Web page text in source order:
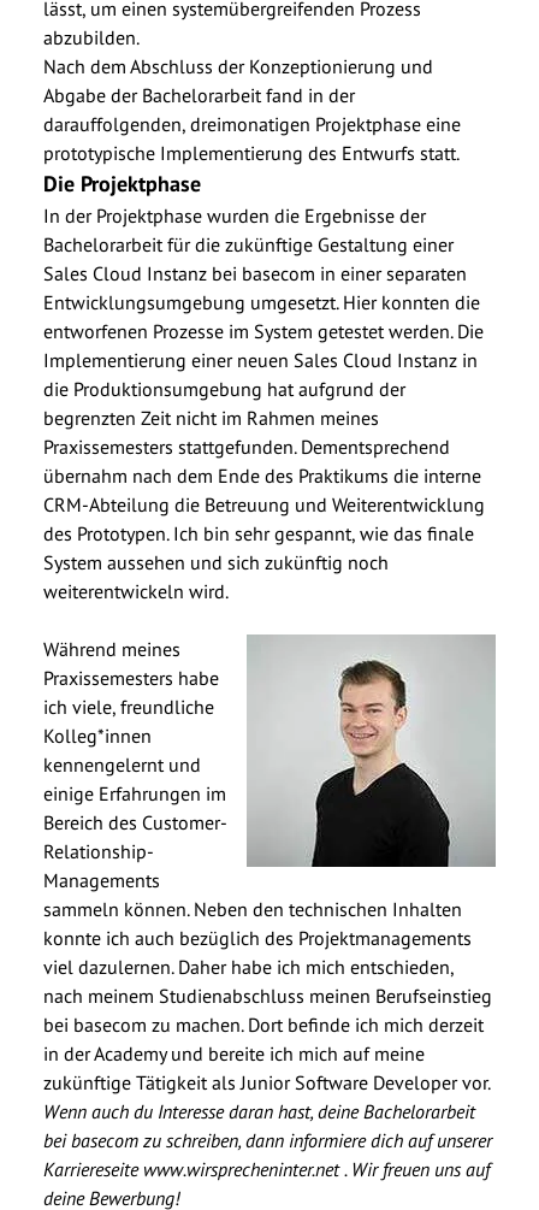
lässt, um einen systemübergreifenden Prozess
abzubilden.
Nach dem Abschluss der Konzeptionierung und
Abgabe der Bachelorarbeit fand in der
darauffolgenden, dreimonatigen Projektphase eine
prototypische Implementierung des Entwurfs statt.
Die Projektphase
In der Projektphase wurden die Ergebnisse der
Bachelorarbeit für die zukünftige Gestaltung einer
Sales Cloud Instanz bei basecom in einer separaten
Entwicklungsumgebung umgesetzt. Hier konnten die
entworfenen Prozesse im System getestet werden. Die
Implementierung einer neuen Sales Cloud Instanz in
die Produktionsumgebung hat aufgrund der
begrenzten Zeit nicht im Rahmen meines
Praxissemesters stattgefunden. Dementsprechend
übernahm nach dem Ende des Praktikums die interne
CRM-Abteilung die Betreuung und Weiterentwicklung
des Prototypen. Ich bin sehr gespannt, wie das finale
System aussehen und sich zukünftig noch
weiterentwickeln wird.
Während meines
Praxissemesters habe
ich viele, freundliche
Kolleg*innen
kennengelernt und
einige Erfahrungen im
Bereich des Customer-
Relationship-
Managements
sammeln können. Neben den technischen Inhalten
konnte ich auch bezüglich des Projektmanagements
viel dazulernen. Daher habe ich mich entschieden,
nach meinem Studienabschluss meinen Berufseinstieg
bei basecom zu machen. Dort befinde ich mich derzeit
in der Academy und bereite ich mich auf meine
zukünftige Tätigkeit als Junior Software Developer vor.
Wenn auch du Interesse daran hast, deine Bachelorarbeit
bei basecom zu schreiben, dann informiere dich auf unserer
Karriereseite www.wirsprecheninter.net. Wir freuen uns auf
deine Bewerbung!